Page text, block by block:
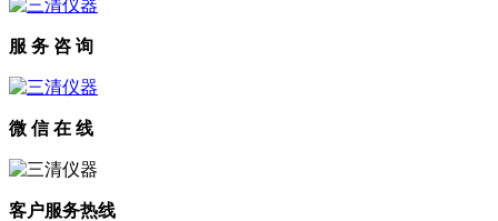
服 务 咨 询
微 信 在 线
客户服务热线